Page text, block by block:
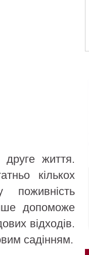
життя.
кількох
допоможе
відходів.
садінням.